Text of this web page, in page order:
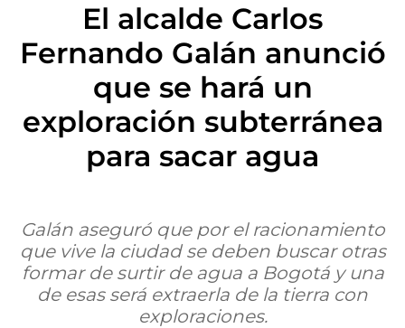
El alcalde Carlos
Fernando Galán anunció
que se hará un
exploración subterránea
para sacar agua
Galán aseguró que por el racionamiento
que vive la ciudad se deben buscar otras
formar de surtir de agua a Bogotá y una
de esas será extraerla de la tierra con
exploraciones.